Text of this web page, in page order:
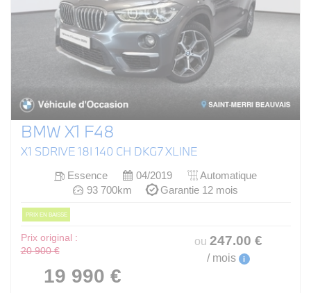
BMW X1 F48
X1 SDRIVE 18I 140 CH DKG7 XLINE
Essence 04/2019
Automatique
93 700km
Garantie 12 mois
PRIX EN BAISSE
Prix original :
20 900 €
19 990 €
ou 247.00 €
/ mois i